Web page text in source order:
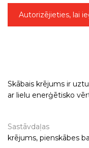
Autorizējieties, lai
Skābais krējums ir
ar lielu enerģētisko
Sastāvdaļas
krējums, pienskābes